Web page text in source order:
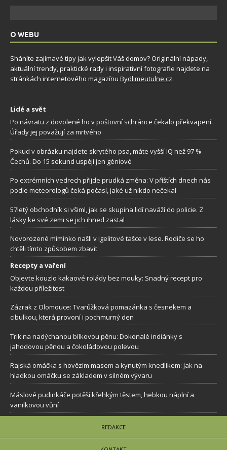
O WEBU
Sháníte zajímavé tipy jak vylepšit Váš domov? Originální nápady,
aktuální trendy, praktické rady i inspirativní fotografie najdete na
stránkách internetového magazínu Bydlimeutulne.cz.
Lidé a svět
Po návratu z dovolené ho v poštovní schránce čekalo překvapení.
Úřady jej považují za mrtvého
Pokud v obrázku najdete skrytého psa, máte vyšší IQ než 97 %
Čechů. Do 15 sekund uspějí jen géniové
Po extrémních vedrech přijde prudká změna: V příštích dnech nás
podle meteorologů čeká počasí, jaké už nikdo nečekal
57letý obchodník si všiml, jak se skupina lidí naváží do policie. Z
lásky ke své zemi se jich ihned zastal
Novorozené miminko našli v igelitové tašce v lese. Rodiče se ho
chtěli tímto způsobem zbavit
Recepty a vaření
Objevte kouzlo kakaové rolády bez mouky: Snadný recept pro
každou příležitost
Zázrak z Olomouce: Tvarůžková pomazánka s česnekem a
cibulkou, která provoní i pochmurný den
Trik na nadýchanou bílkovou pěnu: Dokonalé indiánky s
jahodovou pěnou a čokoládovou polevou
Rajská omáčka s hovězím masem a kynutým knedlíkem: Jak na
hladkou omáčku se základem v silném vývaru
Máslové pudinkáče potěší křehkým těstem, hebkou náplní a
vanilkovou vůní
REDAKCE